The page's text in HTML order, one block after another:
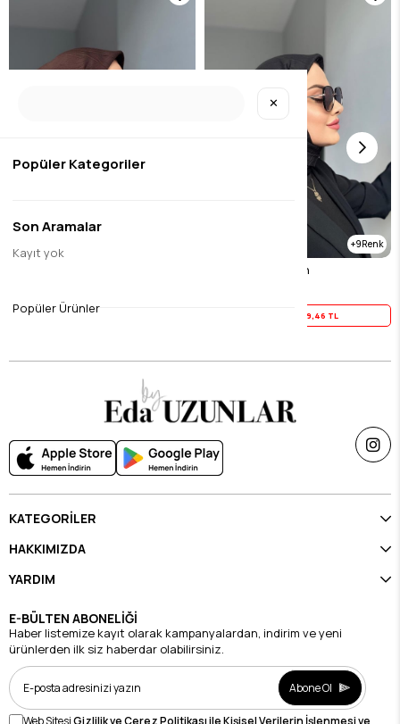
Yaz İndirimi
9
Dokulu Bambu Sİyah
9,46 TL
KATEGORİLER
HAKKIMIZDA
YARDIM
E-BÜLTEN ABONELİĞİ
Haber listemize kayıt olarak kampanyalardan, indirim ve yeni
ürünlerden ilk siz haberdar olabilirsiniz.
Abone Ol
Web SitesiGizlilik ve Çerez Politikası ile Kişisel Verilerin İşlenmesi ve
✕
Popüler Kategoriler
Son Aramalar
Kayıt yok
Popüler Ürünler